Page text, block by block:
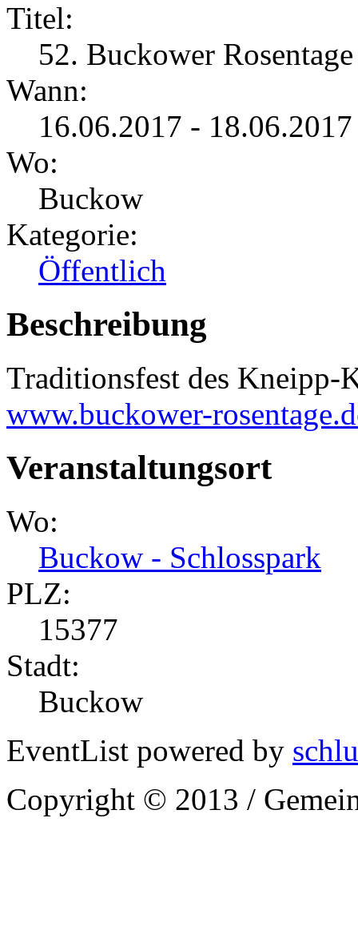
Titel:
52. Buckower Rosentage
Wann:
16.06.2017 -
Wo:
Buckow
Kategorie:
Öffentlich
Beschreibung
Traditionsfest des Kneipp-
www.buckower-
Veranstaltungsort
Wo:
Buckow - Schlosspark
PLZ:
15377
Stadt:
Buckow
EventList powered by
Copyright © 2013 /